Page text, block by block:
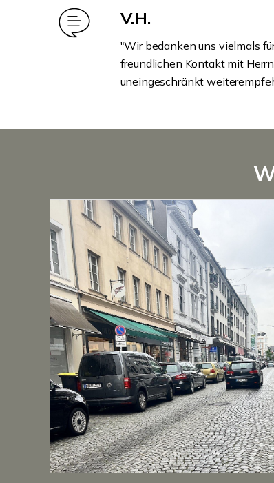
V.H.
"Wir bedanken uns vielmals
freundlichen Kontakt mit
uneingeschränkt